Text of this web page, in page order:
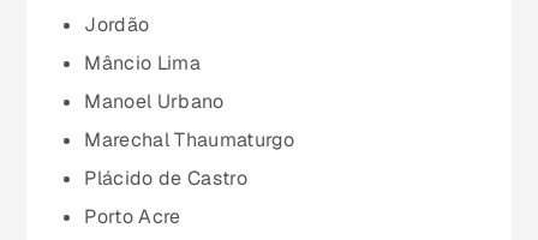
Jordão
Mâncio Lima
Manoel Urbano
Marechal Thaumaturgo
Plácido de Castro
Porto Acre